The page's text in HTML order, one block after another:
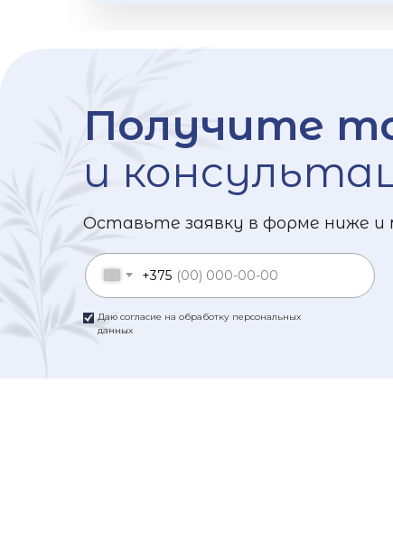
Получите
и
Оставьте заявку в форме ниже и
Даю согласие на обработку персональных
данных
+375